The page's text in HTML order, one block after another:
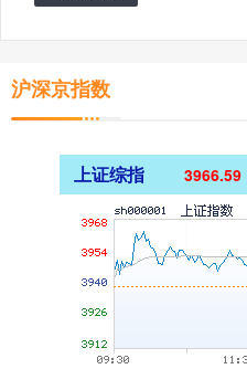
沪深京指数
上证综指 3966.59